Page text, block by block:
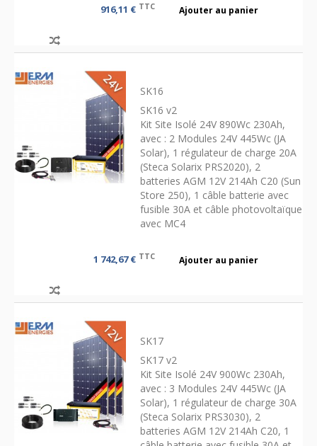
916,11 € TTC Ajouter au panier
SK16
SK16 v2
Kit Site Isolé 24V 890Wc 230Ah,
avec : 2 Modules 24V 445Wc (JA
Solar), 1 régulateur de charge 20A
(Steca Solarix PRS2020), 2
batteries AGM 12V 214Ah C20 (Sun
Store 250), 1 câble batterie avec
fusible 30A et câble photovoltaïque
avec MC4
1 742,67 € TTC Ajouter au panier
SK17
SK17 v2
Kit Site Isolé 24V 900Wc 230Ah,
avec : 3 Modules 24V 445Wc (JA
Solar), 1 régulateur de charge 30A
(Steca Solarix PRS3030), 2
batteries AGM 12V 214Ah C20, 1